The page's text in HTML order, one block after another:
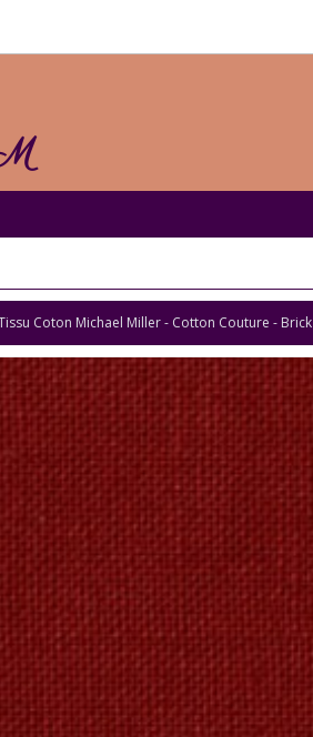
Coton Michael Miller - Cotton Couture - Brick